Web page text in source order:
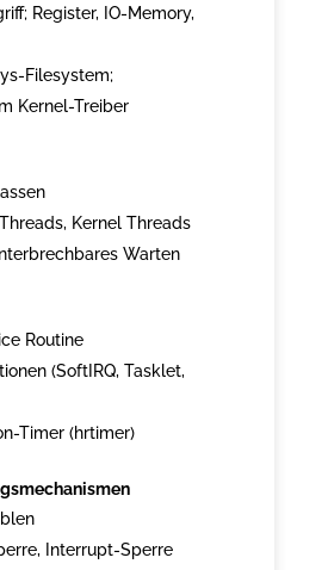
Register, IO-Memory,
Filesystem;
Kernel-Treiber
Kernel Threads
Warten
Routine
(SoftIRQ, Tasklet,
Timer (hrtimer)
Interrupt-Sperre